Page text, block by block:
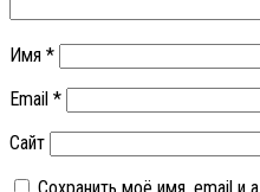
Имя *
Email *
Сайт